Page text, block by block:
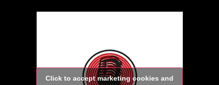
Click to accept marketing cookies and